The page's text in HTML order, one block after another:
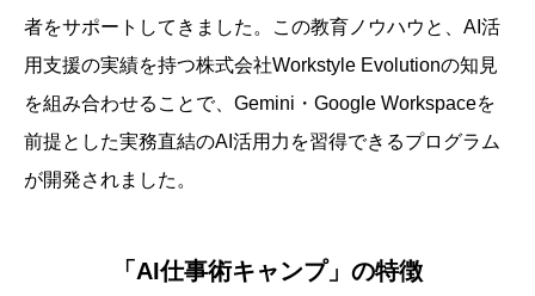
者をサポートしてきました。この教育ノウハウと、AI活
用支援の実績を持つ株式会社Workstyle Evolutionの知見
を組み合わせることで、Gemini・Google Workspaceを
前提とした実務直結のAI活用力を習得できるプログラム
が開発されました。
「AI仕事術キャンプ」の特徴